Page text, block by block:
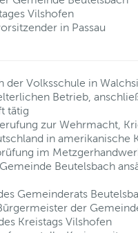
Vilshofen
in Passau
der Volksschule in
Betrieb,
tätig
zur Wehrmacht,
in amerikanische
im
Beutelsbach
Gemeinderats
der
Kreistags Vilshofen